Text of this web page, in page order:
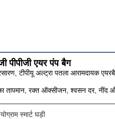
पीपीजी एयर पंप बैग
टीपीयू अल्ट्रा पतला आरामदायक
तापमान, रक्त ऑक्सीजन, श्वसन दर, नींद
स्मार्ट घड़ी